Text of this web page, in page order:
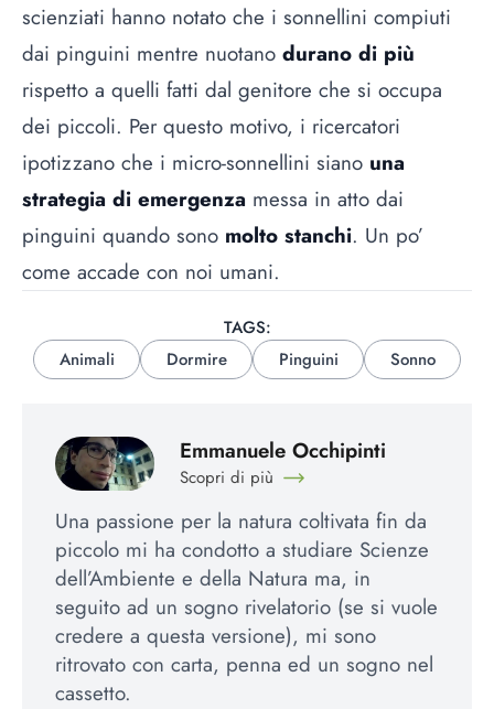
scienziati hanno notato che i sonnellini compiuti
dai pinguini mentre nuotano durano di più
rispetto a quelli fatti dal genitore che si occupa
dei piccoli. Per questo motivo, i ricercatori
ipotizzano che i micro-sonnellini siano una
strategia di emergenza messa in atto dai
pinguini quando sono molto stanchi. Un po’
come accade con noi umani.
TAGS:
Animali
Dormire Pinguini Sonno
Emmanuele Occhipinti
Scopri di più
Una passione per la natura coltivata fin da
piccolo mi ha condotto a studiare Scienze
dell’Ambiente e della Natura ma, in
seguito ad un sogno rivelatorio (se si vuole
credere a questa versione), mi sono
ritrovato con carta, penna ed un sogno nel
cassetto.